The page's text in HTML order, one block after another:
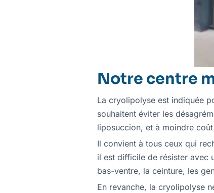
Notre centre
La cryolipolyse est indiquée
souhaitent éviter les
liposuccion, et à moindre
Il convient à tous ceux qui
il est difficile de résister avec
bas-ventre, la ceinture, les
En revanche, la cryolipolyse